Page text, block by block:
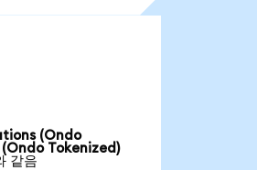
(Ondo
Tokenized)
같음